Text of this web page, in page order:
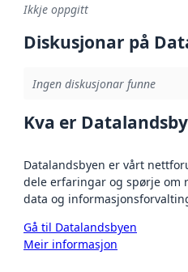
Ikkje oppgitt
Diskusjonar på
Ingen diskusjonar funne
Kva er
Datalandsbyen er vårt
dele erfaringar og spørje om
data og
Gå til Datalandsbyen
Meir informasjon